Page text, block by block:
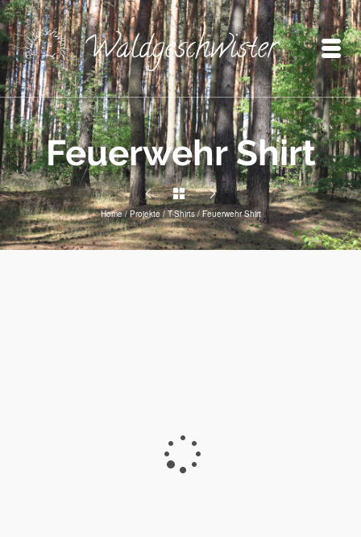
Feuerwehr Shirt
Home / Projekte / T-Shirts / Feuerwehr Shirt